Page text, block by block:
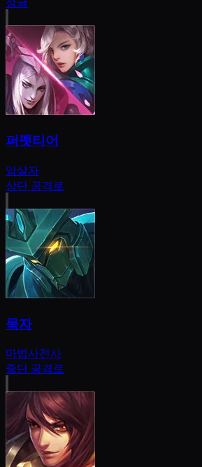
퍼펫티어
암살자
상단 공격로
묵자
마법사전사
중단 공격로